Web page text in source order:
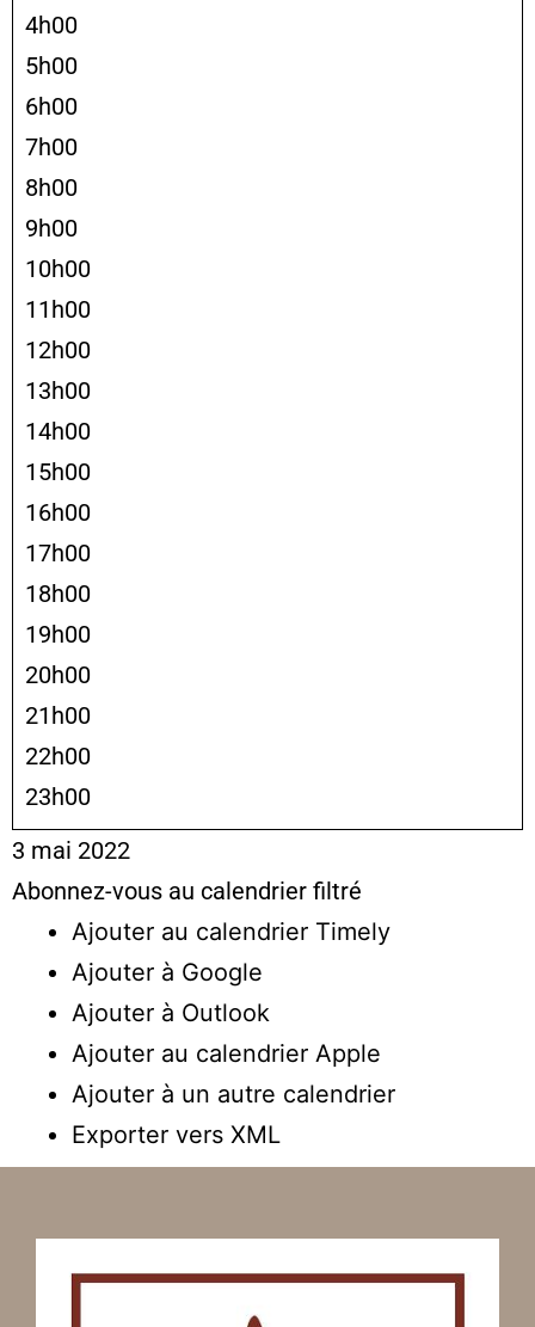
4h00
5h00
6h00
7h00
8h00
9h00
10h00
11h00
12h00
13h00
14h00
15h00
16h00
17h00
18h00
19h00
20h00
21h00
22h00
23h00
3 mai 2022
Abonnez-vous au calendrier filtré
Ajouter au calendrier Timely
Ajouter à Google
Ajouter à Outlook
Ajouter au calendrier Apple
Ajouter à un autre calendrier
Exporter vers XML